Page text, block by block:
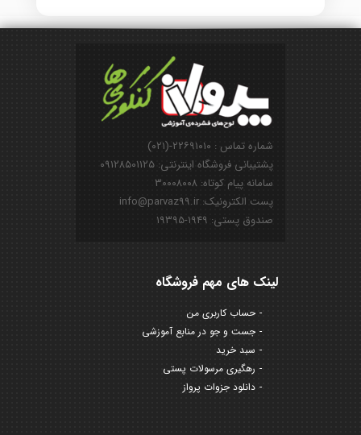
شماره تماس : ۲۲۶۹۱۰۱۰-(۰۲۱)
پشتیبانی فروشگاه اینترنتی: ۰۹۱۲۸۵۰۱۱۲۵
سامانه پیام کوتاه: ۳۰۰۰۸۰۰۸
پست الکترونیک: info@parvaz99.ir
صندوق پستی: ۱۹۴۹-۱۹۳۹۵
لینک های مهم فروشگاه
حساب کاربری من
جست و جو در منابع آموزشی
سبد خرید
رهگیری مرسولات پستی
دانلود جزوات پرواز